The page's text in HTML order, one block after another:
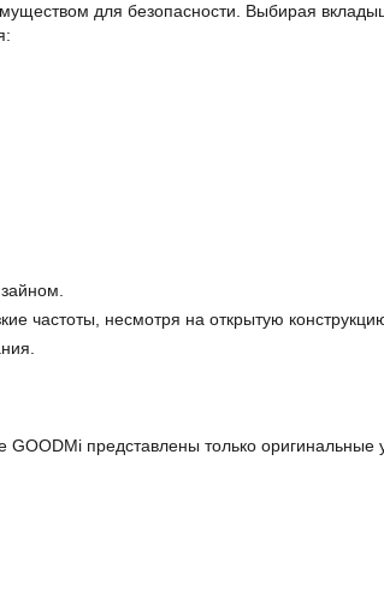
для безопасности. Выбирая
частоты, несмотря на открытую
представлены только оригинальные